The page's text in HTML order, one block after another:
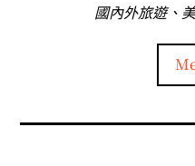
國內外旅遊、